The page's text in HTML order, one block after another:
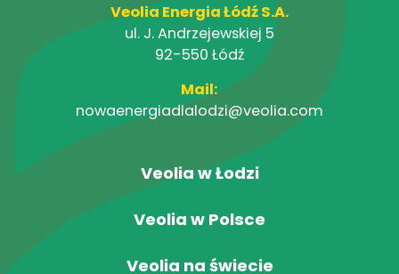
Veolia Energia Łódź S.A.
ul. J. Andrzejewskiej 5
92-550 Łódź
Mail:
nowaenergiadlalodzi@veolia.com
Veolia w Łodzi
Veolia w Polsce
Veolia na świecie